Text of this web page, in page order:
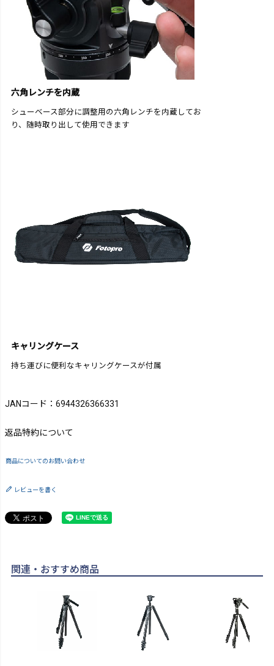
六角レンチを内蔵
シューベース部分に調整用の六角レンチを内蔵してお
り、随時取り出して使用できます
キャリングケース
持ち運びに便利なキャリングケースが付属
JANコード：6944326366331
返品特約について
商品についてのお問い合わせ
レビューを書く
関連・おすすめ商品